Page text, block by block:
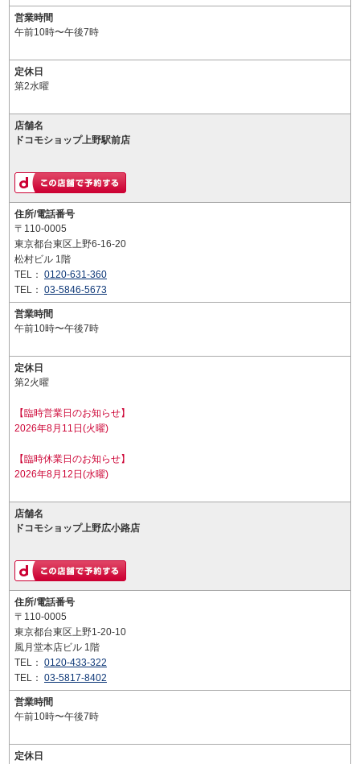
営業時間
午前10時〜午後7時
定休日
第2水曜
店舗名
ドコモショップ上野駅前店
住所/電話番号
〒110-0005
東京都台東区上野6-16-20
松村ビル 1階
TEL： 0120-631-360
TEL： 03-5846-5673
営業時間
午前10時〜午後7時
定休日
第2火曜
【臨時営業日のお知らせ】
2026年8月11日(火曜)
【臨時休業日のお知らせ】
2026年8月12日(水曜)
店舗名
ドコモショップ上野広小路店
住所/電話番号
〒110-0005
東京都台東区上野1-20-10
風月堂本店ビル 1階
TEL： 0120-433-322
TEL： 03-5817-8402
営業時間
午前10時〜午後7時
定休日